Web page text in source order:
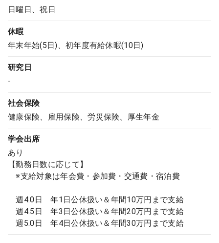
日曜日、祝日
休暇
年末年始(5日)、初年度有給休暇(10日)
研究日
-
社会保険
健康保険、雇用保険、労災保険、厚生年金
学会出席
あり
【勤務日数に応じて】
※支給対象は年会費・参加費・交通費・宿泊費
週4.0日 年1日公休扱い＆年間10万円まで支給
週4.5日 年3日公休扱い＆年間20万円まで支給
週5.0日 年4日公休扱い＆年間30万円まで支給